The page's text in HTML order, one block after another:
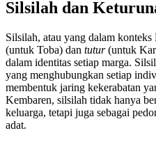
Silsilah dan
Silsilah, atau yang dalam konteks
(untuk Toba) dan tutur(untuk
dalam identitas setiap marga.
yang menghubungkan setiap
membentuk jaring kekerabatan
Kembaren, silsilah tidak hanya
keluarga, tetapi juga sebagai
adat.